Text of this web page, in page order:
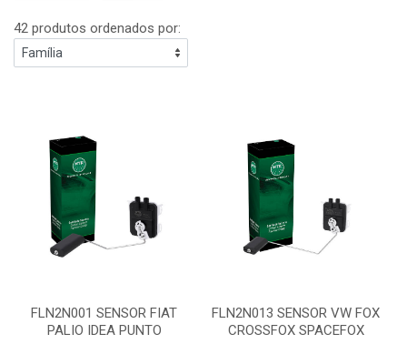
42 produtos ordenados por:
FLN2N001 SENSOR FIAT
PALIO IDEA PUNTO
FLN2N013 SENSOR VW FOX
CROSSFOX SPACEFOX